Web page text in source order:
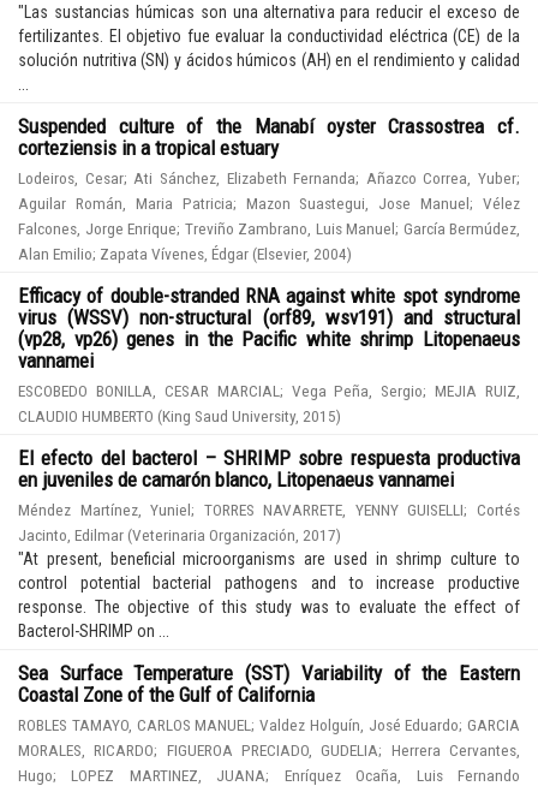
"Las sustancias húmicas son una alternativa para reducir el exceso de
fertilizantes. El objetivo fue evaluar la conductividad eléctrica (CE) de la
solución nutritiva (SN) y ácidos húmicos (AH) en el rendimiento y calidad
Suspended culture of the Manabí oyster Crassostrea cf.
corteziensis in a tropical estuary
Lodeiros, Cesar; Ati Sánchez, Elizabeth Fernanda; Añazco Correa, Yuber;
Aguilar Román, Maria Patricia; Mazon Suastegui, Jose Manuel; Vélez
Falcones, Jorge Enrique; Treviño Zambrano, Luis Manuel; García Bermúdez,
Alan Emilio; Zapata Vívenes, Édgar (Elsevier, 2004)
Efficacy of double-stranded RNA against white spot syndrome
virus (WSSV) non-structural (orf89, wsv191) and structural
(vp28, vp26) genes in the Pacific white shrimp Litopenaeus
vannamei
ESCOBEDO BONILLA, CESAR MARCIAL ; Vega Peña, Sergio;MEJIA RUIZ,
CLAUDIO HUMBERTO (King Saud University, 2015)
El efecto del bacterol – SHRIMP sobre respuesta productiva
en juveniles de camarón blanco, Litopenaeus vannamei
Méndez Martínez, Yuniel; TORRES NAVARRETE, YENNY GUISELLI;Cortés
Jacinto, Edilmar (Veterinaria Organización 2017)
"At present, beneficial microorganisms are used in shrimp culture to
control potential bacterial pathogens and to increase productive
response. The objective of this study was to evaluate the effect of
Bacterol-SHRIMP on ...
Sea Surface Temperature (SST) Variability of the Eastern
Coastal Zone of the Gulf of California
ROBLES TAMAYO, CARLOS MANUEL; Valdez Holguín, José Eduardo; GARCIA
MORALES, RICARDO; FIGUEROA PRECIADO, GUDELIA; Herrera Cervantes,
Hugo;LOPEZ MARTINEZ, JUANA; Enríquez Ocaña, Luis Fernando